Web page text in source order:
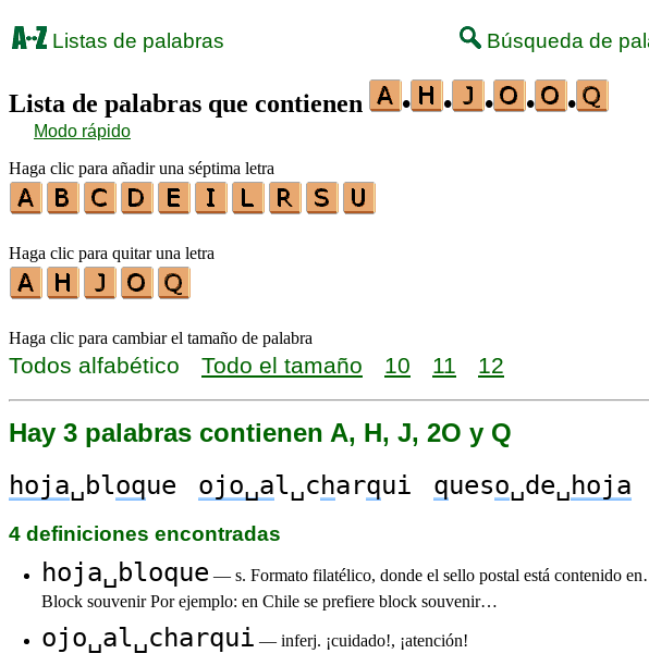
Listas de palabras Búsqueda de
Lista de palabras que contienen • • • • •
Modo rápido
Haga clic para añadir una séptima letra
Haga clic para quitar una letra
Haga clic para cambiar el tamaño de palabra
Todos alfabético Todo el tamaño 10 11 12
Hay 3 palabras contienen A, H, J, 2O y Q
hoja␣bloque ojo␣al␣charqui queso␣de␣hoja
4 definiciones encontradas
hoja␣bloque — s. Formato filatélico, donde el sello postal está contenido
Block souvenir Por ejemplo: en Chile se prefiere block souvenir…
ojo␣al␣charqui — inferj. ¡cuidado!, ¡atención!